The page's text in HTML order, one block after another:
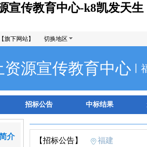
宣传教育中心-k8凯发天生
旗下网站】 切换地区
源宣传教育中心
招标公告 中标结果
介 【招标公告】 福建